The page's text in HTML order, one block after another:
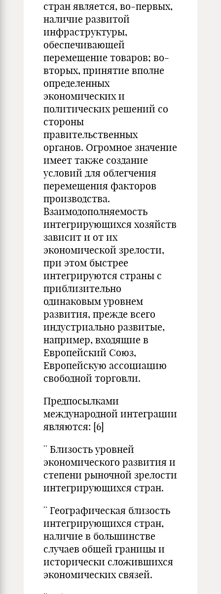
стран является, во-первых,
наличие развитой
инфраструктуры,
обеспечивающей
перемещение товаров; во-
вторых, принятие вполне
определенных
экономических и
политических решений со
стороны
правительственных
органов. Огромное значение
имеет также создание
условий для облегчения
перемещения факторов
производства.
Взаимодополняемость
интегрирующихся хозяйств
зависит и от их
экономической зрелости,
при этом быстрее
интегрируются страны с
приблизительно
одинаковым уровнем
развития, прежде всего
индустриально развитые,
например, входящие в
Европейский Союз,
Европейскую ассоциацию
свободной торговли.
Предпосылками
международной интеграции
являются: [6]
¨ Близость уровней
экономического развития и
степени рыночной зрелости
интегрирующихся стран.
¨ Географическая близость
интегрирующихся стран,
наличие в большинстве
случаев общей границы и
исторически сложившихся
экономических связей.